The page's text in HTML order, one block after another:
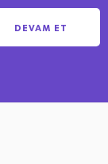
DEVAM ET